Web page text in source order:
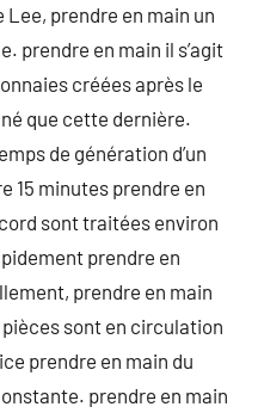
Lee, prendre en main un
prendre en main il s’agit
créées après le
que cette dernière.
de génération d’un
15 minutes prendre en
sont traitées environ
prendre en
prendre en main
sont en circulation
prendre en main du
prendre en main